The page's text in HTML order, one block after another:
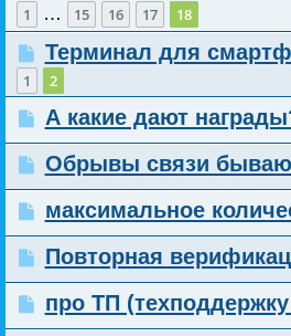
1 … 15 16 17 18
Терминал для
1 2
А какие дают
Обрывы связи
максимальное
Повторная
про ТП